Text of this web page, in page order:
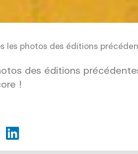
les photos des éditions
des éditions
!